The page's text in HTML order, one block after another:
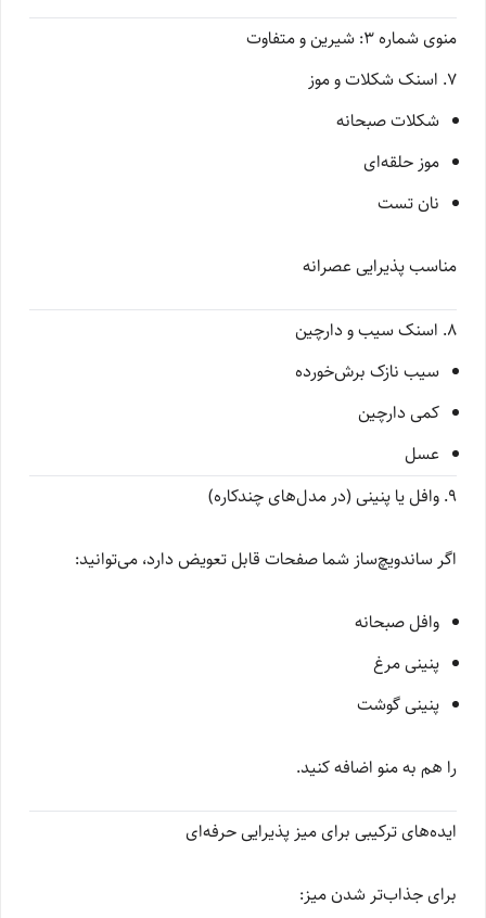
منوی شماره ۳: شیرین و متفاوت
۷. اسنک شکلات و موز
شکلات صبحانه
موز حلقه‌ای
نان تست
مناسب پذیرایی عصرانه
۸. اسنک سیب و دارچین
سیب نازک برش‌خورده
کمی دارچین
عسل
۹. وافل یا پنینی (در مدل‌های چندکاره)
اگر ساندویچ‌ساز شما صفحات قابل تعویض دارد، می‌توانید:
وافل صبحانه
پنینی مرغ
پنینی گوشت
را هم به منو اضافه کنید.
ایده‌های ترکیبی برای میز پذیرایی حرفه‌ای
برای جذاب‌تر شدن میز: